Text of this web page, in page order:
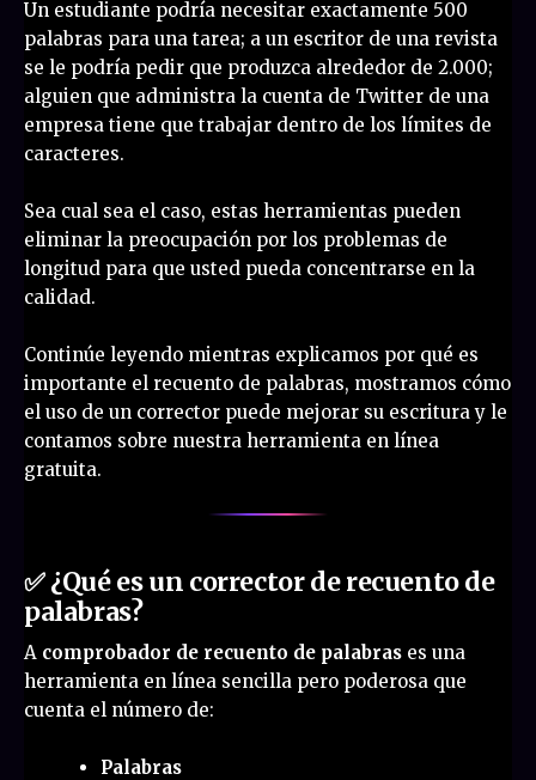
Un estudiante podría necesitar exactamente 500
palabras para una tarea; a un escritor de una revista
se le podría pedir que produzca alrededor de 2.000;
alguien que administra la cuenta de Twitter de una
empresa tiene que trabajar dentro de los límites de
caracteres.
Sea cual sea el caso, estas herramientas pueden
eliminar la preocupación por los problemas de
longitud para que usted pueda concentrarse en la
calidad.
Continúe leyendo mientras explicamos por qué es
importante el recuento de palabras, mostramos cómo
el uso de un corrector puede mejorar su escritura y le
contamos sobre nuestra herramienta en línea
gratuita.
✅ ¿Qué es un corrector de recuento de
palabras?
A comprobador de recuento de palabras es una
herramienta en línea sencilla pero poderosa que
cuenta el número de:
Palabras